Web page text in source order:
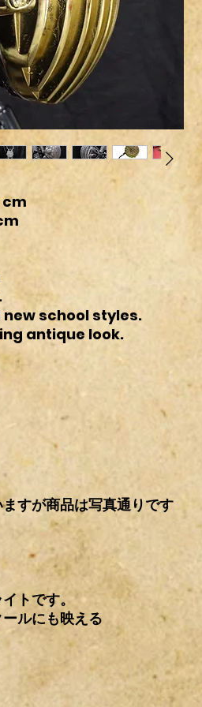
cm
school styles.
antique look.
すが商品は写真通りです
トです。
ルにも映える